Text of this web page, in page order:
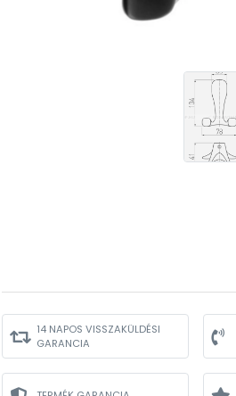
14 NAPOS VISSZAKÜLDÉSI
GARANCIA